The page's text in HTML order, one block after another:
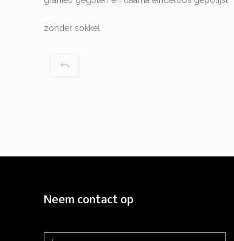
zonder sokkel
Neem contact op